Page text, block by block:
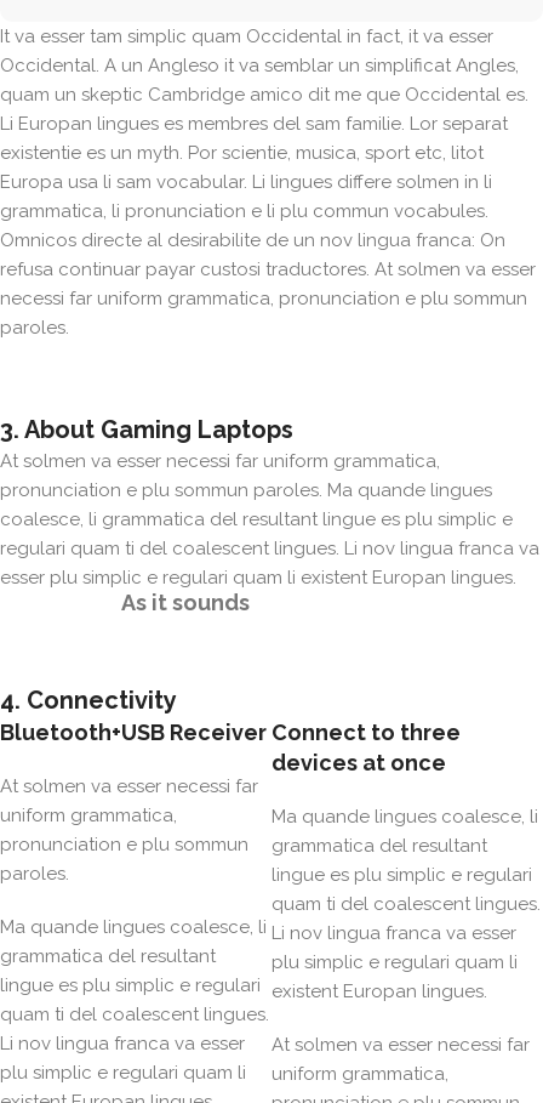
It va esser tam simplic quam Occidental in fact, it va esser
Occidental. A un Angleso it va semblar un simplificat Angles,
quam un skeptic Cambridge amico dit me que Occidental es.
Li Europan lingues es membres del sam familie. Lor separat
existentie es un myth. Por scientie, musica, sport etc, litot
Europa usa li sam vocabular. Li lingues differe solmen in li
grammatica, li pronunciation e li plu commun vocabules.
Omnicos directe al desirabilite de un nov lingua franca: On
refusa continuar payar custosi traductores. At solmen va esser
necessi far uniform grammatica, pronunciation e plu sommun
paroles.
3. About Gaming Laptops
At solmen va esser necessi far uniform grammatica,
pronunciation e plu sommun paroles. Ma quande lingues
coalesce, li grammatica del resultant lingue es plu simplic e
regulari quam ti del coalescent lingues. Li nov lingua franca va
esser plu simplic e regulari quam li existent Europan lingues.
As it sounds
4. Connectivity
Bluetooth+USB Receiver
At solmen va esser necessi far
uniform grammatica,
pronunciation e plu sommun
paroles.
Ma quande lingues coalesce, li
grammatica del resultant
lingue es plu simplic e regulari
quam ti del coalescent lingues.
Li nov lingua franca va esser
plu simplic e regulari quam li
Connect to three
devices at once
Ma quande lingues coalesce, li
grammatica del resultant
lingue es plu simplic e regulari
quam ti del coalescent lingues.
Li nov lingua franca va esser
plu simplic e regulari quam li
existent Europan lingues.
At solmen va esser necessi far
uniform grammatica,